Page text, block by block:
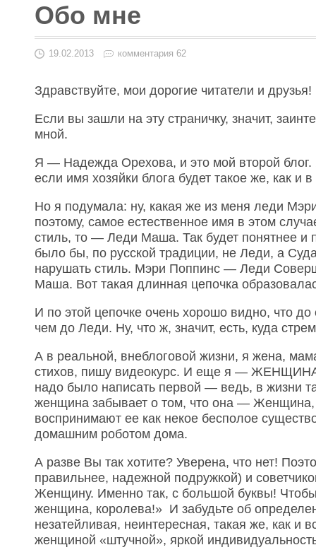
Обо мне
19.02.2013 комментария 62
Здравствуйте, мои дорогие читатели и друзья!
Если вы зашли на эту страничку, значит,
мной.
Я — Надежда Орехова, и это мой второй
если имя хозяйки блога будет такое же, как
Но я подумала: ну, какая же из меня леди
поэтому, самое естественное имя в этом
стиль, то — Леди Маша. Так будет понятнее и
было бы, по русской традиции, не Леди, а
нарушать стиль. Мэри Поппинс — Леди
Маша. Вот такая длинная цепочка
И по этой цепочке очень хорошо видно, что
чем до Леди. Ну, что ж, значит, есть, куда
А в реальной, внеблоговой жизни, я жена,
стихов, пишу видеокурс. И еще я —
надо было написать первой — ведь, в жизни
женщина забывает о том, что она —
воспринимают ее как некое бесполое
домашним роботом дома.
А разве Вы так хотите? Уверена, что нет!
правильнее, надежной подружкой) и
Женщину. Именно так, с большой буквы!
женщина, королева!» И забудьте об
незатейливая, неинтересная, такая же, как и
женщиной «штучной», яркой